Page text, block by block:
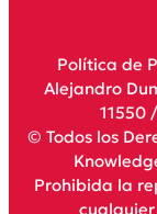
Política de
Alejandro
11550
© Todos los
Prohibida la